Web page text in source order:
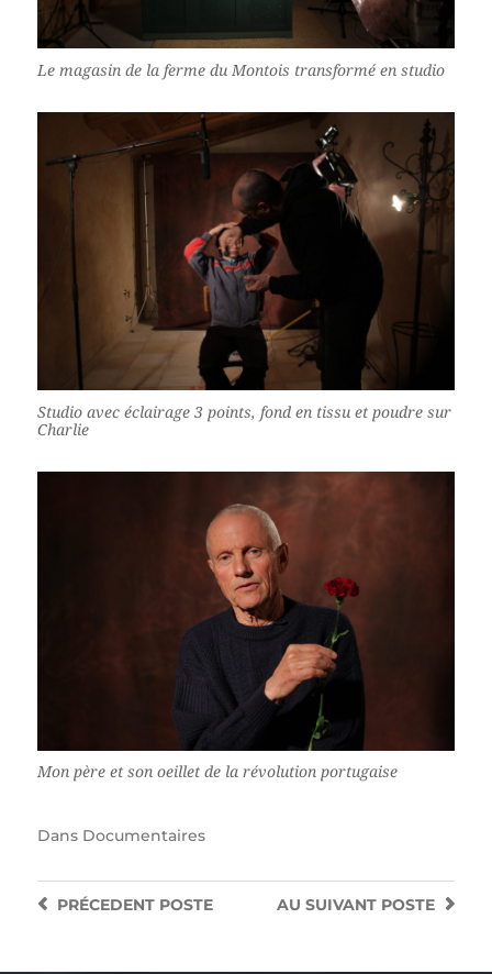
Le magasin de la ferme du Montois transformé en studio
Studio avec éclairage 3 points, fond en tissu et poudre sur
Charlie
Mon père et son oeillet de la révolution portugaise
Dans Documentaires
AU SUIVANT POSTE
PRÉCEDENTPOSTE